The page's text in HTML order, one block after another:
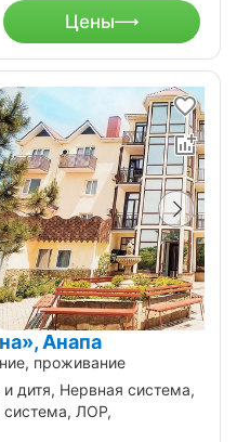
Цены
Анапа
проживание
и дитя, Нервная система,
система, ЛОР,